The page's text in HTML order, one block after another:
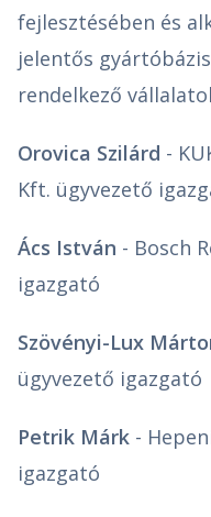
fejlesztésében és
jelentős
rendelkező
Orovica Szilárd -
Kft. ügyvezető
Ács István - Bosch
igazgató
Szövényi-Lux
ügyvezető igazgató
Petrik Márk -
igazgató